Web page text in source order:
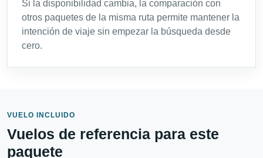
Si la disponibilidad cambia, la comparación con
otros paquetes de la misma ruta permite mantener la
intención de viaje sin empezar la búsqueda desde
cero.
VUELO INCLUIDO
Vuelos de referencia para este
paquete